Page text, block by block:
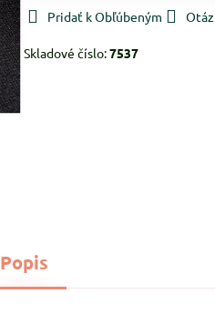
Pridať k Obľúbeným
Skladové číslo:7537
Popis